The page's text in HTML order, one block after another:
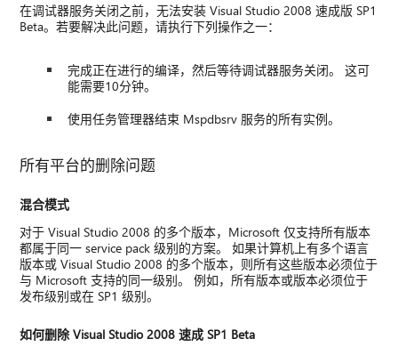
在调试器服务关闭之前，无法安装 Visual Studio 2008 速成版 SP1
Beta。若要解决此问题，请执行下列操作之一：
完成正在进行的编译，然后等待调试器服务关闭。 这可
能需要10分钟。
使用任务管理器结束 Mspdbsrv 服务的所有实例。
所有平台的删除问题
混合模式
对于 Visual Studio 2008 的多个版本，Microsoft 仅支持所有版本
都属于同一 service pack 级别的方案。 如果计算机上有多个语言
版本或 Visual Studio 2008 的多个版本，则所有这些版本必须位于
与 Microsoft 支持的同一级别。 例如，所有版本或版本必须位于
发布级别或在 SP1 级别。
如何删除 Visual Studio 2008 速成 SP1 Beta